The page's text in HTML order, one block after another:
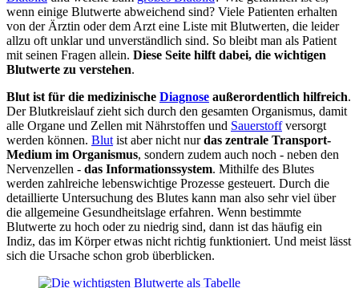
wenn einige Blutwerte abweichend sind? Viele Patienten erhalten
von der Ärztin oder dem Arzt eine Liste mit Blutwerten, die leider
allzu oft unklar und unverständlich sind. So bleibt man als Patient
mit seinen Fragen allein. Diese Seite hilft dabei, die wichtigen
Blutwerte zu verstehen.
Blut ist für die medizinische Diagnose außerordentlich hilfreich.
Der Blutkreislauf zieht sich durch den gesamten Organismus, damit
alle Organe und Zellen mit Nährstoffen und Sauerstoffversorgt
werden können. Blut ist aber nicht nurdas zentrale Transport-
Medium im Organismus, sondern zudem auch noch - neben den
Nervenzellen - das Informationssystem. Mithilfe des Blutes
werden zahlreiche lebenswichtige Prozesse gesteuert. Durch die
detaillierte Untersuchung des Blutes kann man also sehr viel über
die allgemeine Gesundheitslage erfahren. Wenn bestimmte
Blutwerte zu hoch oder zu niedrig sind, dann ist das häufig ein
Indiz, das im Körper etwas nicht richtig funktioniert. Und meist lässt
sich die Ursache schon grob überblicken.